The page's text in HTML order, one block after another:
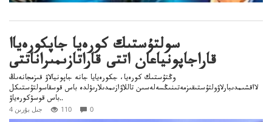
سولتۇستىك كورەيا جاپكورەياا
قاراجاپونياعان اتتى قاراتازىمىراناتتى
وڭتۇستىك كورەيا، جكورەيايا جانە جاپونيالاۋ قىزمجانەىڭ
لااقشىمدىبارلاۋولتۇستىقىزمەتىنىڭسەلەسىن تاللاۋازىمدىلارىۋلدە باس قوسقاسولتۇستىكل
باس قوسۋكورەياۋ..
4 جىل بۇرىن 110 0